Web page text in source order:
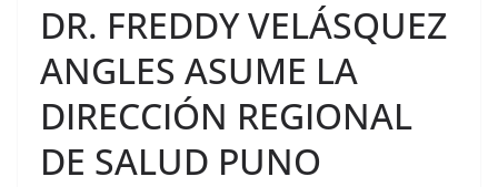
DR. FREDDY VELÁSQUEZ
ANGLES ASUME LA
DIRECCIÓN REGIONAL
DE SALUD PUNO